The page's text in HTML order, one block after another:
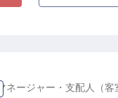
マネージャー・支配人（客